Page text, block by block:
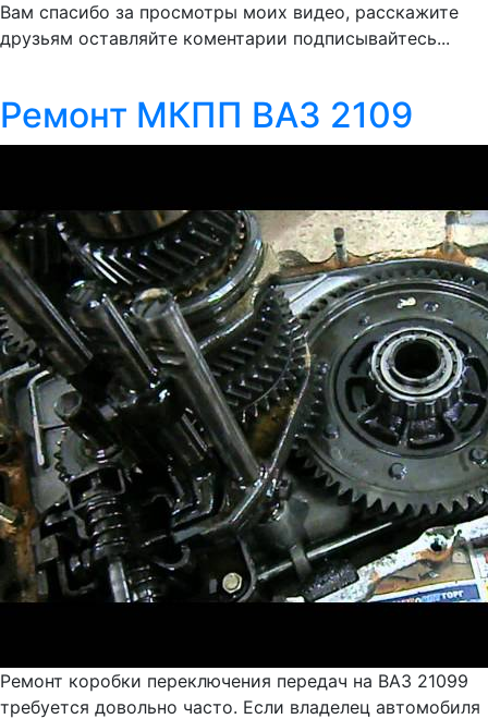
Вам спасибо за просмотры моих видео, расскажите
друзьям оставляйте коментарии подписывайтесь...
Ремонт МКПП ВАЗ 2109
Ремонт коробки переключения передач на ВАЗ 21099
требуется довольно часто. Если владелец автомобиля